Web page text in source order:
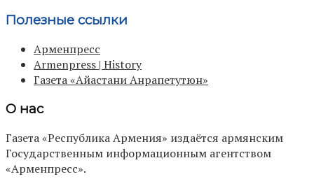
Полезные ссылки
Арменпресс
Armenpress | History
Газета «Айастани Анрапетутюн»
О нас
Газета «Республика Армения» издаётся армянским
Государственным информационным агентством
«Арменпресс».